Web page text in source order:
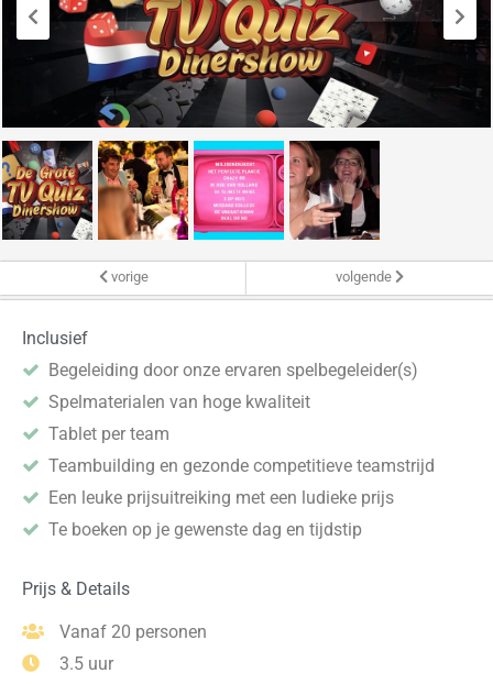
vorige volgende
Inclusief
Begeleiding door onze ervaren spelbegeleider(s)
Spelmaterialen van hoge kwaliteit
Tablet per team
Teambuilding en gezonde competitieve teamstrijd
Een leuke prijsuitreiking met een ludieke prijs
Te boeken op je gewenste dag en tijdstip
Prijs & Details
Vanaf 20 personen
3.5 uur